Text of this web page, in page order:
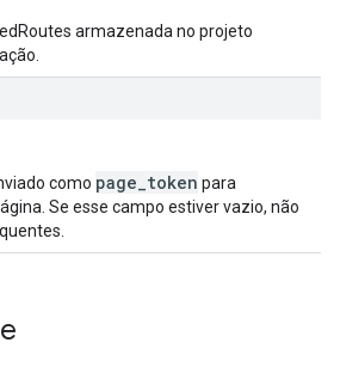
armazenada no projeto
como page_token para
Se esse campo estiver vazio, não